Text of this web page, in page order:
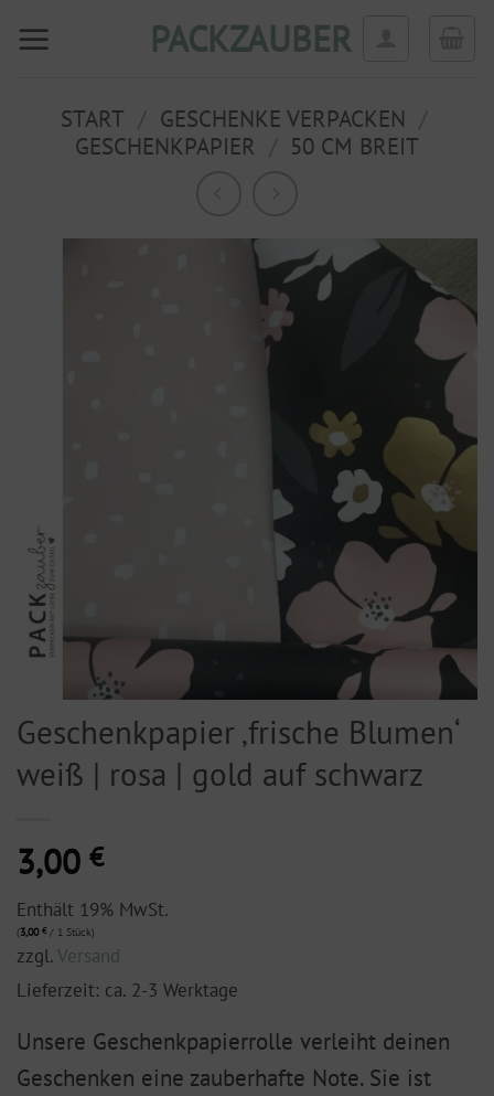
Inhalt
PACKZAUBER
START GESCHENKE VERPACKEN
GESCHENKPAPIER
50 CM BREIT
Geschenkpapier ‚frische Blumen‘
weiß | rosa | gold auf schwarz
3,00 €
Enthält 19% MwSt.
(3,00 €/ 1 Stück)
zzgl.Versand
Lieferzeit: ca. 2-3 Werktage
Unsere Geschenkpapierrolle verleiht deinen
Geschenken eine zauberhafte Note. Sie ist